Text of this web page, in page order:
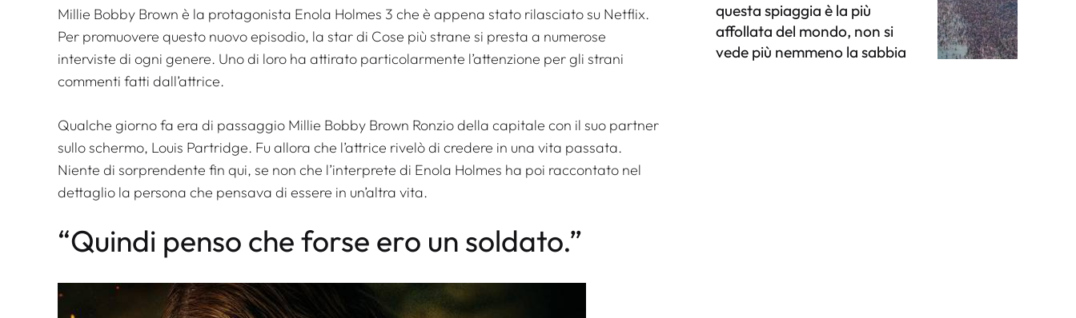
Millie Bobby Brown è la protagonista Enola Holmes 3 che è appena stato rilasciato su Netflix.
Per promuovere questo nuovo episodio, la star di Cose più strane si presta a numerose
interviste di ogni genere. Uno di loro ha attirato particolarmente l’attenzione per gli strani
commenti fatti dall’attrice.
Qualche giorno fa era di passaggio Millie Bobby Brown Ronzio della capitale con il suo partner
sullo schermo, Louis Partridge. Fu allora che l’attrice rivelò di credere in una vita passata.
Niente di sorprendente fin qui, se non che l’interprete di Enola Holmes ha poi raccontato nel
dettaglio la persona che pensava di essere in un’altra vita.
“Quindi penso che forse ero un soldato.”
questa spiaggia è la più
affollata del mondo, non si
vede più nemmeno la sabbia